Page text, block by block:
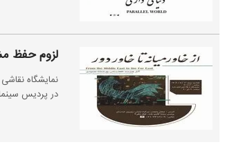
لزوم حفظ
در پردیس